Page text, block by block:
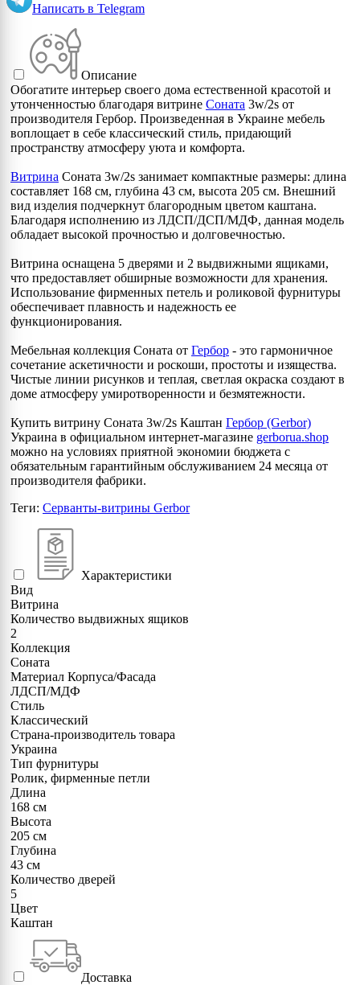
Написать в Telegram
Описание
Обогатите интерьер своего дома естественной красотой и
утонченностью благодаря витрине Соната 3w/2s от
производителя Гербор. Произведенная в Украине мебель
воплощает в себе классический стиль, придающий
пространству атмосферу уюта и комфорта.
Витрина Соната 3w/2s занимает компактные размеры: длина
составляет 168 см, глубина 43 см, высота 205 см. Внешний
вид изделия подчеркнут благородным цветом каштана.
Благодаря исполнению из ЛДСП/ДСП/МДФ, данная модель
обладает высокой прочностью и долговечностью.
Витрина оснащена 5 дверями и 2 выдвижными ящиками,
что предоставляет обширные возможности для хранения.
Использование фирменных петель и роликовой фурнитуры
обеспечивает плавность и надежность ее
функционирования.
Мебельная коллекция Соната от Гербор - это гармоничное
сочетание аскетичности и роскоши, простоты и изящества.
Чистые линии рисунков и теплая, светлая окраска создают в
доме атмосферу умиротворенности и безмятежности.
Купить витрину Соната 3w/2s Каштан Гербор (Gerbor)
Украина в официальном интернет-магазине gerborua.shop
можно на условиях приятной экономии бюджета с
обязательным гарантийным обслуживанием 24 месяца от
производителя фабрики.
Теги: Серванты-витрины Gerbor
Характеристики
Вид
Витрина
Количество выдвижных ящиков
2
Коллекция
Соната
Материал Корпуса/Фасада
ЛДСП/МДФ
Стиль
Классический
Страна-производитель товара
Украина
Тип фурнитуры
Ролик, фирменные петли
Длина
168 см
Высота
205 см
Глубина
43 см
Количество дверей
5
Цвет
Каштан
Доставка